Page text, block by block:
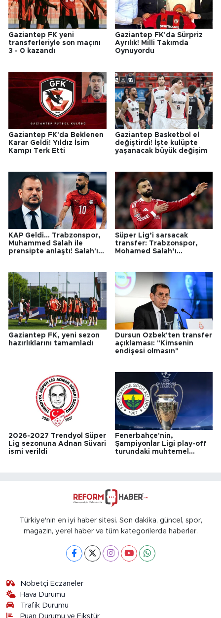
Gaziantep FK yeni
transferleriyle son maçını
3 - 0 kazandı
Gaziantep FK'da Sürpriz
Ayrılık! Milli Takımda
Oynuyordu
Gaziantep FK'da Beklenen
Karar Geldi! Yıldız İsim
Kampı Terk Etti
Gaziantep Basketbol el
değiştirdi! İşte kulüpte
yaşanacak büyük değişim
KAP Geldi... Trabzonspor,
Muhammed Salah ile
prensipte anlaştı! Salah'ın
Süper Lig’i sarsacak
transfer: Trabzonspor,
Mohamed Salah’ı
Gaziantep FK, yeni sezon
hazırlıklarını tamamladı
Dursun Özbek'ten transfer
açıklaması: "Kimsenin
endişesi olmasın"
2026-2027 Trendyol Süper
Lig sezonuna Adnan Süvari
ismi verildi
Fenerbahçe'nin,
Şampiyonlar Ligi play-off
turundaki muhtemel
Türkiye'nin en iyi haber sitesi. Son dakika, güncel, spor,
magazin, yerel haber ve tüm kategorilerde haberler.
Nöbetçi Eczaneler
Hava Durumu
Trafik Durumu
Puan Durumu ve Fikstür